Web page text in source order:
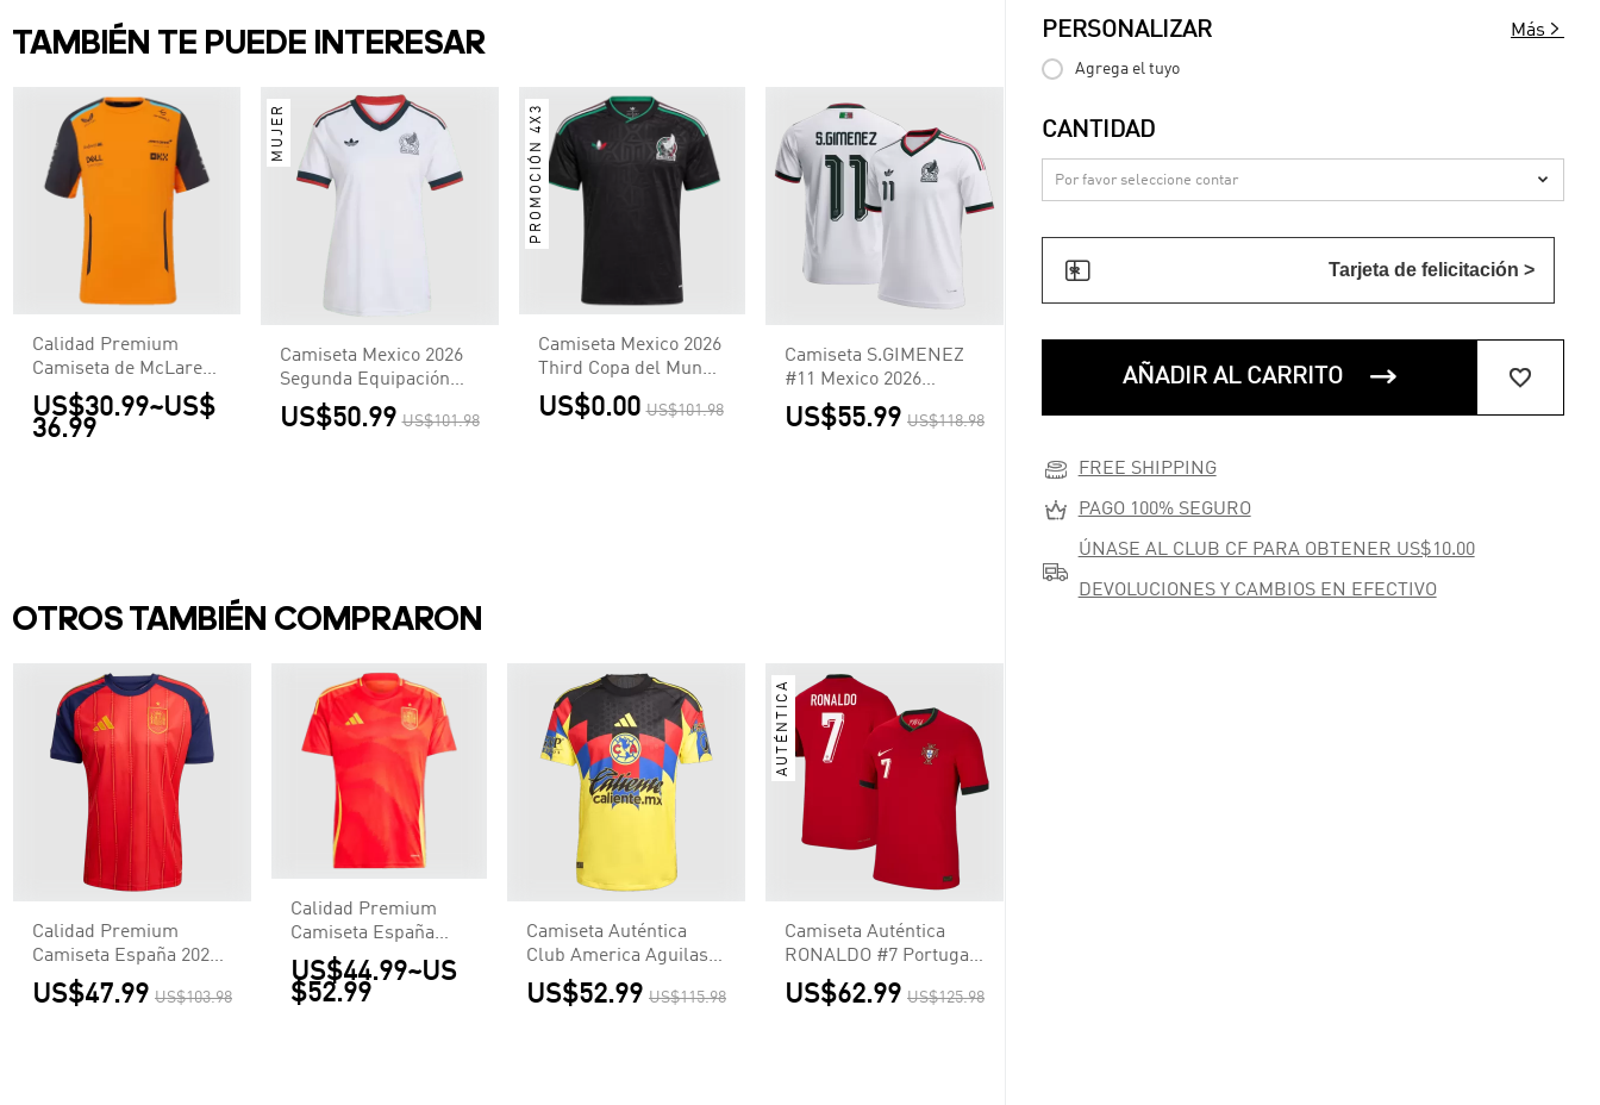
PERSONALIZAR Más 
Agrega el tuyo
CANTIDAD

 Tarjeta de felicitación >
AÑADIR AL CARRITO  
 FREE SHIPPING
 PAGO 100% SEGURO

ÚNASE AL CLUB CF PARA OBTENER US$10.00
DEVOLUCIONES Y CAMBIOS EN EFECTIVO
TAMBIÉN TE PUEDE INTERESAR
Calidad Premium
Camiseta de McLaren
F1 Racing Team Set
Up T-Shirt Orange
Hombre Naranja
US$30.99~US$
36.99
MUJER
Camiseta Mexico 2026
Segunda Equipación
Copa del Mundo Mujer
- Versión Hincha
US$50.99 US$101.98
PROMOCIÓN 4X3
Camiseta Mexico 2026
Third Copa del Mundo
- Versión Hincha
US$0.00 US$101.98
Camiseta S.GIMENEZ
#11 Mexico 2026
Segunda Equipación
Copa del Mundo -
US$55.99 US$118.98
OTROS TAMBIÉN COMPRARON
Calidad Premium
Camiseta España 2026
Primera Equipación
Copa del Mundo -
US$47.99 US$103.98
Calidad Premium
Camiseta España
Euro Primera
Equipación Local
Hombre - Versión
US$44.99~US
$52.99
Camiseta Auténtica
Club America Aguilas
2025/26 Primera
Equipación - Versión
US$52.99 US$115.98
AUTÉNTICA
Camiseta Auténtica
RONALDO #7 Portugal
Euro Primera
Equipación Local
US$62.99 US$125.98